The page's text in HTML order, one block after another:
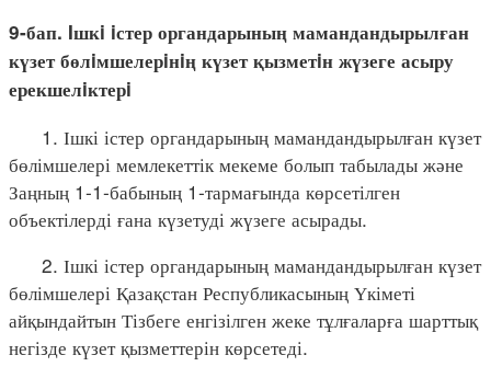
9-бап. Iшкi iстер органдарының мамандандырылған
күзет бөлiмшелерiнiң күзет қызметiн жүзеге асыру
ерекшелiктерi
1. Ішкі істер органдарының мамандандырылған күзет
бөлімшелері мемлекеттік мекеме болып табылады және
Заңның 1-1-бабының 1-тармағында көрсетілген
объектілерді ғана күзетуді жүзеге асырады.
2. Ішкі істер органдарының мамандандырылған күзет
бөлімшелері Қазақстан Республикасының Үкіметі
айқындайтын Тізбеге енгізілген жеке тұлғаларға шарттық
негізде күзет қызметтерін көрсетеді.